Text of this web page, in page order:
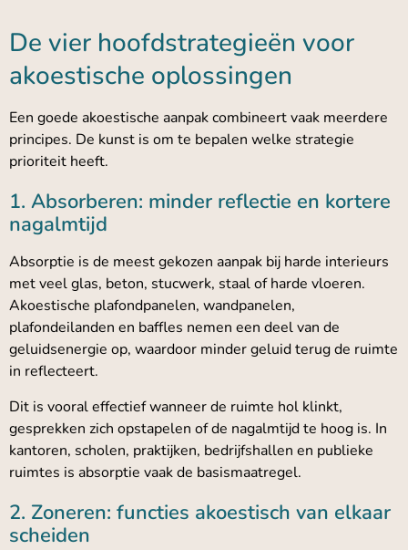
De vier hoofdstrategieën voor
akoestische oplossingen
Een goede akoestische aanpak combineert vaak meerdere
principes. De kunst is om te bepalen welke strategie
prioriteit heeft.
1. Absorberen: minder reflectie en kortere
nagalmtijd
Absorptie is de meest gekozen aanpak bij harde interieurs
met veel glas, beton, stucwerk, staal of harde vloeren.
Akoestische plafondpanelen, wandpanelen,
plafondeilanden en baffles nemen een deel van de
geluidsenergie op, waardoor minder geluid terug de ruimte
in reflecteert.
Dit is vooral effectief wanneer de ruimte hol klinkt,
gesprekken zich opstapelen of de nagalmtijd te hoog is. In
kantoren, scholen, praktijken, bedrijfshallen en publieke
ruimtes is absorptie vaak de basismaatregel.
2. Zoneren: functies akoestisch van elkaar
scheiden